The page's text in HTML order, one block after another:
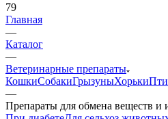
79
Главная
—
Каталог
—
Ветеринарные препараты
КошкиСобакиГрызуныХорьки
—
Препараты для обмена веществ и